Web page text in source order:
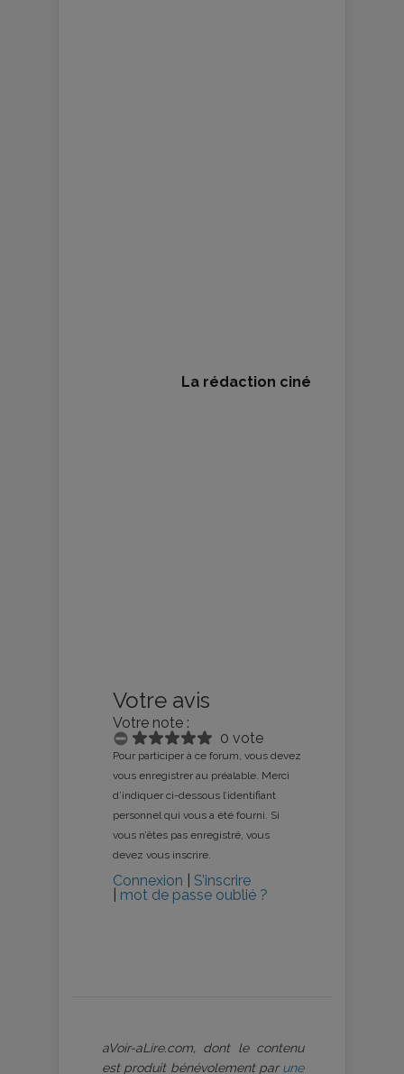
La rédaction ciné
Votre avis
Votre note :
0 vote
Pour participer à ce forum, vous devez
vous enregistrer au préalable. Merci
d’indiquer ci-dessous l’identifiant
personnel qui vous a été fourni. Si
vous n’êtes pas enregistré, vous
devez vous inscrire.
Connexion
S’inscrire
mot de passe oublié ?
aVoir-aLire.com, dont le contenu
est produit bénévolement par une